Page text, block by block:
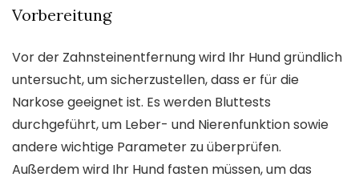
Vorbereitung
Vor der Zahnsteinentfernung wird Ihr Hund gründlich
untersucht, um sicherzustellen, dass er für die
Narkose geeignet ist. Es werden Bluttests
durchgeführt, um Leber- und Nierenfunktion sowie
andere wichtige Parameter zu überprüfen.
Außerdem wird Ihr Hund fasten müssen, um das